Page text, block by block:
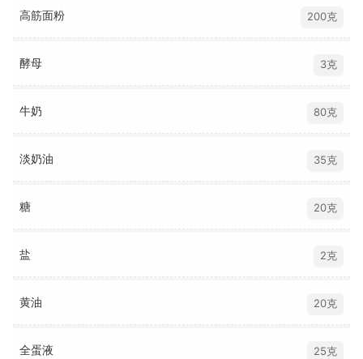
高筋面粉 200克
酵母 3克
牛奶 80克
淡奶油 35克
糖 20克
盐 2克
黄油 20克
全蛋液 25克